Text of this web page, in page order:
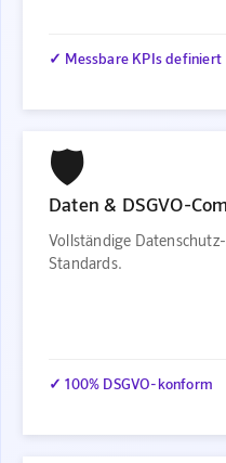
✓ Messbare KPIs definiert
🛡️
Daten & DSGVO-
Vollständige
Standards.
✓ 100% DSGVO-konform